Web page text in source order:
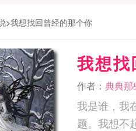
>我想找回曾经的那个你
我想
作者： 典典那
我是谁，我
题。我想不